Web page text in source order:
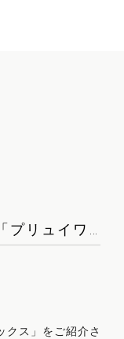
新商品「プリュイ-PLUIE-」「プリュイワックス-PLUIE WAX-」発売のお知らせ
クス」をご紹介さ